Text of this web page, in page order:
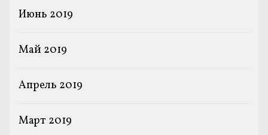
Июнь 2019
Май 2019
Апрель 2019
Март 2019